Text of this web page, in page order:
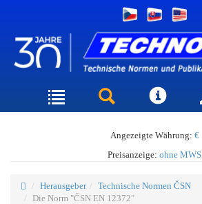
Angezeigte Währung: €
Preisanzeige: ohne MWS
Herausgeber
Technische Normen ČSN
Die Norm "ČSN EN 12372"